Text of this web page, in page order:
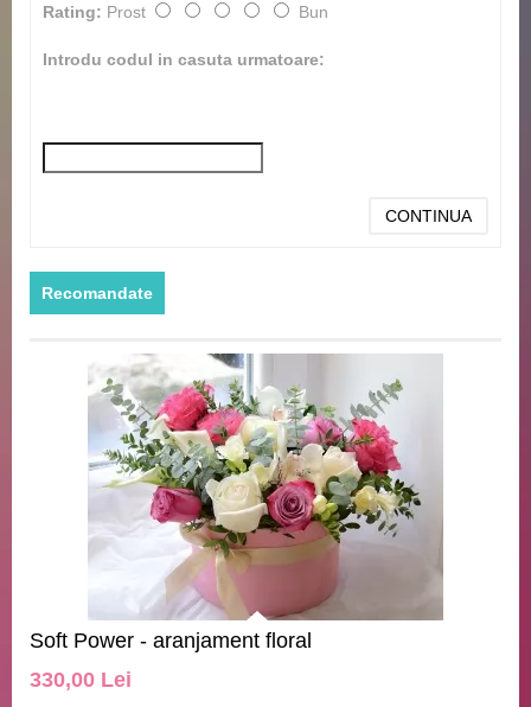
Rating: Prost Bun
Introdu codul in casuta urmatoare:
CONTINUA
Recomandate
Soft Power - aranjament floral
330,00 Lei